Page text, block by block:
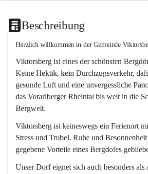
Beschreibung
Herzlich willkommen in der Gemeinde
Viktorsberg ist eines der schönsten
Keine Hektik, kein Durchzugsverkehr,
gesunde Luft und eine unvergessliche
das Vorarlberger Rheintal bis weit in die
Bergwelt.
Viktorsberg ist keineswegs ein Ferienort
Stress und Trubel. Ruhe und
gegebene Vorteile eines Bergdofes
Unser Dorf eignet sich auch besonders als